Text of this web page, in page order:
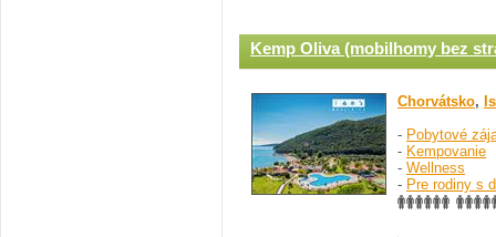
Kemp Oliva (mobilhomy bez
Chorvátsko,
- Pobytové
- Kempovanie
- Wellness
- Pre rodiny s